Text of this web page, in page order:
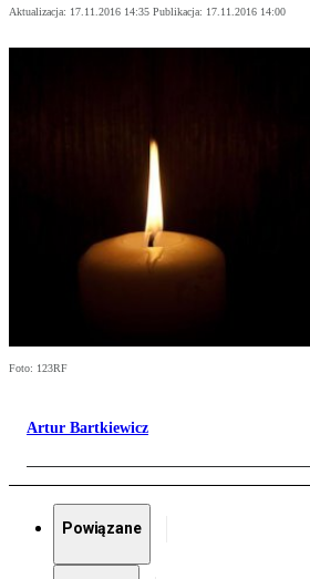
Aktualizacja: 17.11.2016 14:35 Publikacja: 17.11.2016 14:00
Foto: 123RF
Artur Bartkiewicz
Powiązane